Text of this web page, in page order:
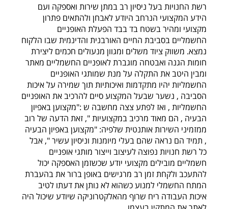
רשת החנויות בעל ניסיון רב במתן שירות ואספקה ועם
הידע המקצועי הנרחב היודע לאבחן ולהתאים פתרון
מקצועי ומהיר בשטח בד בבד הפעלת האופניים
החשמליים בסביבת החיים האורבנית והדינמית שבו הלקוח
נמצא. משווק ציוד משלים ומגוון מנעולים חכמים ליצירת
חומות הגנה ואבטחה מוגברת לאופניים החשמליים מאתר
ומבין היטב את התקלה על מנת שמותגי האופניים
החשמליות יהיו מתקדמות ואיכותיות תוך שמירה על איכות
הסביבה , נשער שבעל המקצוע סיים להרכיב את האופניים
החשמליות , ואז לפתע צצה מחשבה ש :"מקצוען באפיון
הבעיה , הם מאוד מרכיב במקצועיות ", זאת הדעה של רוב
ממזמיני השירות אותנטית שלפיה: "מקצוען באפיון הבעיה
, תמיד הם נראה שהם בעלי מיומנות וניסיון עשיר ", אבל
כל רשת חנויות נפוצה לעיצוב וייצור מותגי אופניים
חשמליים מובילים מקצועי יודע שכשזמן האספקה יכול
להתעכב ולקחת זמן רב מרגישים באופן ברור את בהעברת
המתח החשמלי למנוע כשהוא לא נותן את דעתו לטיב
איכות העבודה ריח שרוף מהאלקטרוניקה שיודע שיכול היה